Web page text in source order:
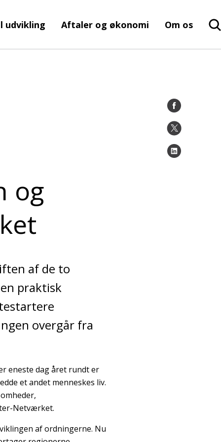
udvikling Aftaler og økonomi Om os
og
af de to
praktisk
overgår fra
eneste dag året rundt er
et andet menneskes liv.
Netværket.
af ordningerne. Nu